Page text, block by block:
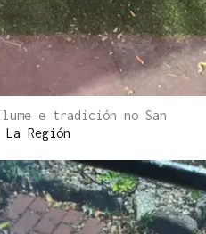
e tradición no San
La Región